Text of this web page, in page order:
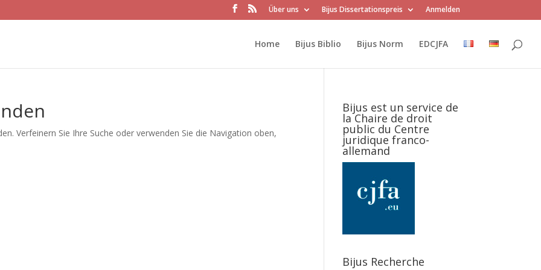
Über uns Bijus Dissertationspreis Anmelden
Home Bijus Biblio Bijus Norm EDCJFA
Verfeinern Sie Ihre Suche oder verwenden Sie die Navigation oben,
Bijus est un service de
la Chaire de droit
public du Centre
juridique franco-
allemand
Bijus Recherche